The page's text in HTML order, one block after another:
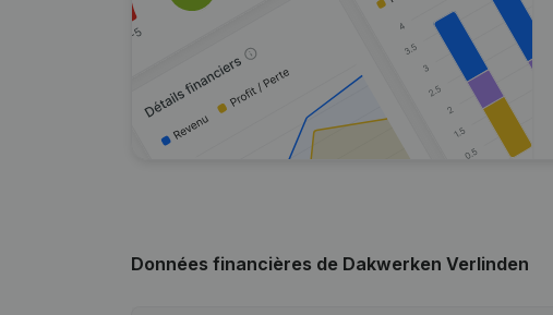
Données financières de Dakwerken Verlinden